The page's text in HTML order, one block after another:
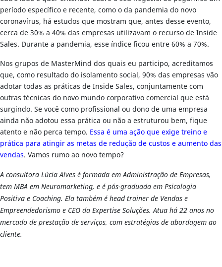
período específico e recente, como o da pandemia do novo
coronavírus, há estudos que mostram que, antes desse evento,
cerca de 30% a 40% das empresas utilizavam o recurso de Inside
Sales. Durante a pandemia, esse índice ficou entre 60% a 70%.
Nos grupos de MasterMind dos quais eu participo, acreditamos
que, como resultado do isolamento social, 90% das empresas vão
adotar todas as práticas de Inside Sales, conjuntamente com
outras técnicas do novo mundo corporativo comercial que está
surgindo. Se você como profissional ou dono de uma empresa
ainda não adotou essa prática ou não a estruturou bem, fique
atento e não perca tempo. Essa é uma ação que exige treino e
prática para atingir as metas de redução de custos e aumento das
vendas. Vamos rumo ao novo tempo?
A consultora Lúcia Alves é formada em Administração de Empresas,
tem MBA em Neuromarketing, e é pós-graduada em Psicologia
Positiva e Coaching. Ela também é head trainer de Vendas e
Empreendedorismo e CEO da Expertise Soluções. Atua há 22 anos no
mercado de prestação de serviços, com estratégias de abordagem ao
cliente.